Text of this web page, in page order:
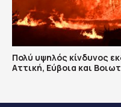
Πολύ υψηλός κίνδυνος
Αττική, Εύβοια και